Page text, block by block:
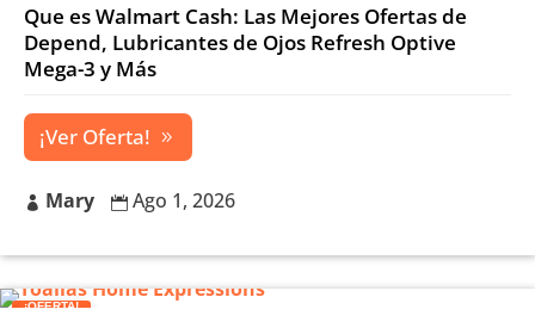
Que es Walmart Cash: Las Mejores Ofertas de
Depend, Lubricantes de Ojos Refresh Optive
Mega-3 y Más
¡Ver Oferta!
 Mary  Ago 1, 2026
¡OFERTA!